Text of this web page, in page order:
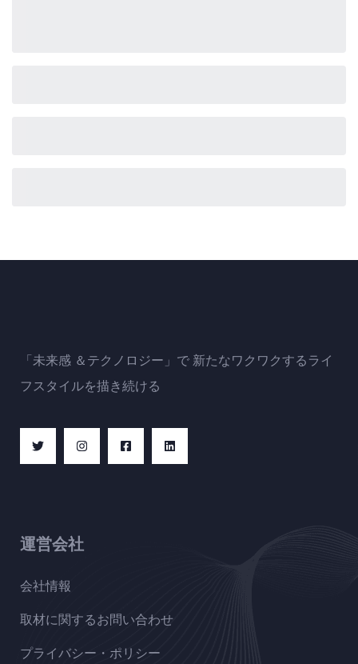
「未来感 ＆テクノロジー」で 新たなワクワクするライ
フスタイルを描き続ける
運営会社
会社情報
取材に関するお問い合わせ
プライバシー・ポリシー